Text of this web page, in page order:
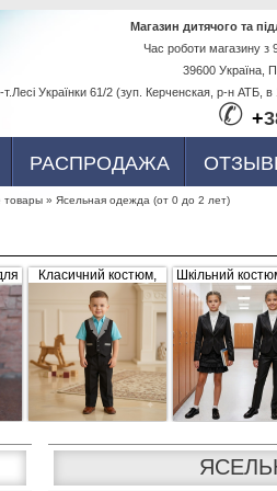
Перейти к
основному
содержанию
РАСПРОДАЖА
Магазин дитячого та
Час роботи магазину з
39600 Україна,
т.Лесі Українки 61/2 (зуп. Керченская, р-н АТБ,
✆ +
товары » Ясельная одежда (от 0 до 2 лет)
Класичний костюм,
чорний з сіро-білими
вставками (жилетка +
штани)
Шкільний
дівчинки,